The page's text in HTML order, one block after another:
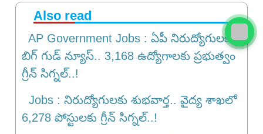
Also read
AP Government Jobs : ఏపీ నిరుద్యోగులకు
బిగ్ గుడ్ న్యూస్.. 3,168 ఉద్యోగాలకు ప్రభుత్వం
గ్రీన్ సిగ్నల్..!
Jobs : నిరుద్యోగులకు శుభవార్త.. వైద్య శాఖలో
6,278 పోస్టులకు గ్రీన్ సిగ్నల్..!